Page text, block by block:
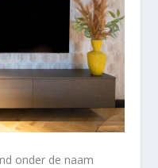
onder de naam